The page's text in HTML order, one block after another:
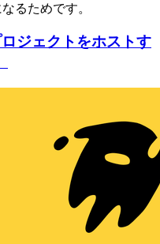
るためです。
ジェクトをホストす